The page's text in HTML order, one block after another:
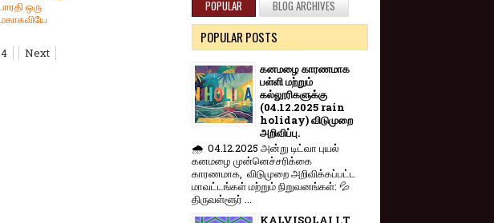
பாரதி ஒரு
மகாகவியே
4 Next
POPULAR BLOG ARCHIVES
POPULAR POSTS
கனமழை காரணமாக
பள்ளி மற்றும்
கல்லூரிகளுக்கு
(04.12.2025 rain
holiday) விடுமுறை
அறிவிப்பு.
🌧️ 04.12.2025 அன்று டிட்வா புயல்
கனமழை முன்னெச்சரிக்கை
காரணமாக, விடுமுறை அறிவிக்கப்பட்ட
மாவட்டங்கள் மற்றும் நிறுவனங்கள்: 💦
திருவள்ளூர் ...
KALVISOLAI I.T